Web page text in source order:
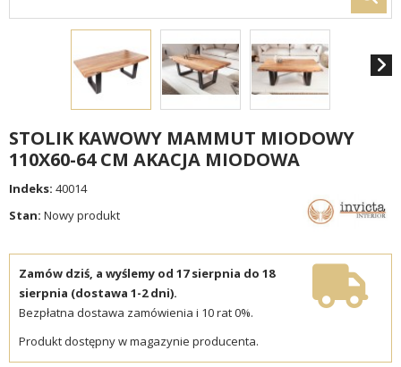
STOLIK KAWOWY MAMMUT MIODOWY
110X60-64 CM AKACJA MIODOWA
Indeks: 40014
Stan: Nowy produkt
Zamów dziś, a wyślemy od 17 sierpnia do 18
sierpnia (dostawa 1-2 dni).
Bezpłatna dostawa zamówienia i 10 rat 0%.
Produkt dostępny w magazynie producenta.